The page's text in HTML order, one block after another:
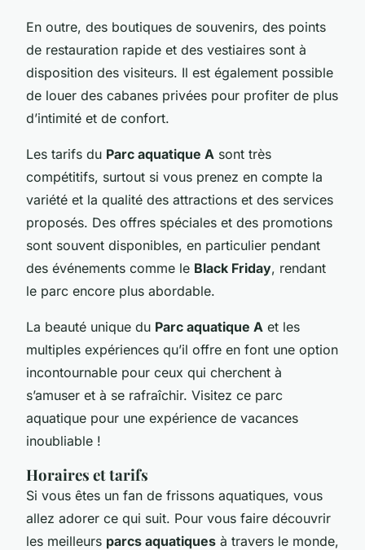
En outre, des boutiques de souvenirs, des points
de restauration rapide et des vestiaires sont à
disposition des visiteurs. Il est également possible
de louer des cabanes privées pour profiter de plus
d’intimité et de confort.
Les tarifs du Parc aquatique A sont très
compétitifs, surtout si vous prenez en compte la
variété et la qualité des attractions et des services
proposés. Des offres spéciales et des promotions
sont souvent disponibles, en particulier pendant
des événements comme le Black Friday, rendant
le parc encore plus abordable.
La beauté unique du Parc aquatique A et les
multiples expériences qu’il offre en font une option
incontournable pour ceux qui cherchent à
s’amuser et à se rafraîchir. Visitez ce parc
aquatique pour une expérience de vacances
inoubliable !
Horaires et tarifs
Si vous êtes un fan de frissons aquatiques, vous
allez adorer ce qui suit. Pour vous faire découvrir
les meilleurs parcs aquatiques à travers le monde,